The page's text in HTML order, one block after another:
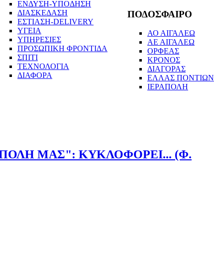
ΕΝΔΥΣΗ-ΥΠΟΔΗΣΗ
ΔΙΑΣΚΕΔΑΣΗ
ΕΣΤΙΑΣΗ-DELIVERY
ΥΓΕΙΑ
ΥΠΗΡΕΣΙΕΣ
ΠΡΟΣΩΠΙΚΗ ΦΡΟΝΤΙΔΑ
ΣΠΙΤΙ
ΤΕΧΝΟΛΟΓΙΑ
ΔΙΑΦΟΡΑ
ΠΟΔΟΣΦΑΙΡΟ
ΑΟ ΑΙΓΑΛΕΩ
ΑΕ ΑΙΓΑΛΕΩ
ΟΡΦΕΑΣ
ΚΡΟΝΟΣ
ΔΙΑΓΟΡΑΣ
ΕΛΛΑΣ ΠΟΝΤΙΩΝ
ΙΕΡΑΠΟΛΗ
ΜΑΣ": ΚΥΚΛΟΦΟΡΕΙ... (Φ.